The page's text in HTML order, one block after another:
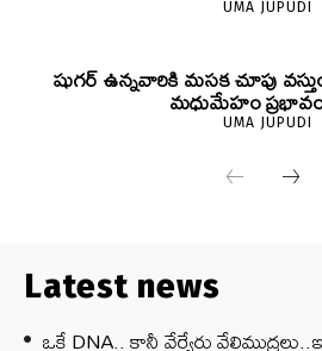
UMA JUPUDI
షుగర్ ఉన్నవారికి మసక చూపు
మధుమేహం
UMA JUPUDI
Latest news
ఒకే DNA.. కానీ వేర్వేరు